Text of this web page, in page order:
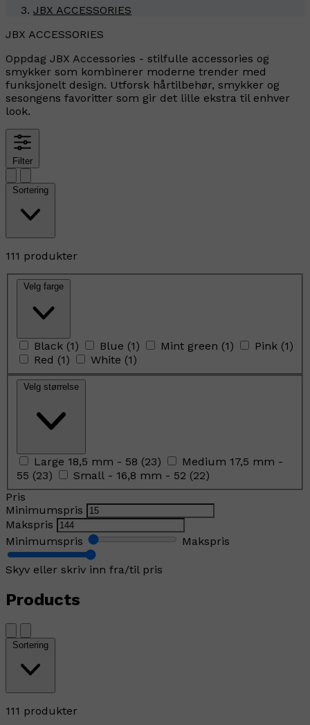
JBX ACCESSORIES
JBX ACCESSORIES
Oppdag JBX Accessories - stilfulle accessories og
smykker som kombinerer moderne trender med
funksjonelt design. Utforsk hårtilbehør, smykker og
sesongens favoritter som gir det lille ekstra til enhver
look.
Filter
Sortering
111 produkter
Velg farge
Black (1) Blue (1) Mint green (1) Pink (1)
Red (1) White (1)
Velg størrelse
Large 18,5 mm - 58 (23)
Medium 17,5 mm -
55 (23) Small - 16,8 mm - 52 (22)
Pris
Minimumspris
Makspris
Minimumspris
Makspris
Skyv eller skriv inn fra/til pris
Products
Sortering
111 produkter